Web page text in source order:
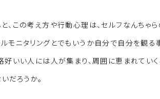
、この考え方や行動心理は、セルフなんちゃ
モニタリングとでもいうか自分で自分を観
好いい人には人が集まり、周囲に恵まれて
だろうか。